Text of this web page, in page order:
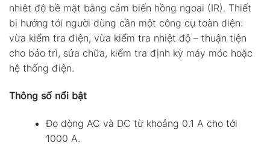
nhiệt độ bề mặt bằng cảm biến hồng ngoại (IR). Thiết
bị hướng tới người dùng cần một công cụ toàn diện:
vừa kiểm tra điện, vừa kiểm tra nhiệt độ – thuận tiện
cho bảo trì, sửa chữa, kiểm tra định kỳ máy móc hoặc
hệ thống điện.
Thông số nổi bật
Đo dòng AC và DC từ khoảng 0.1 A cho tới
1000 A.